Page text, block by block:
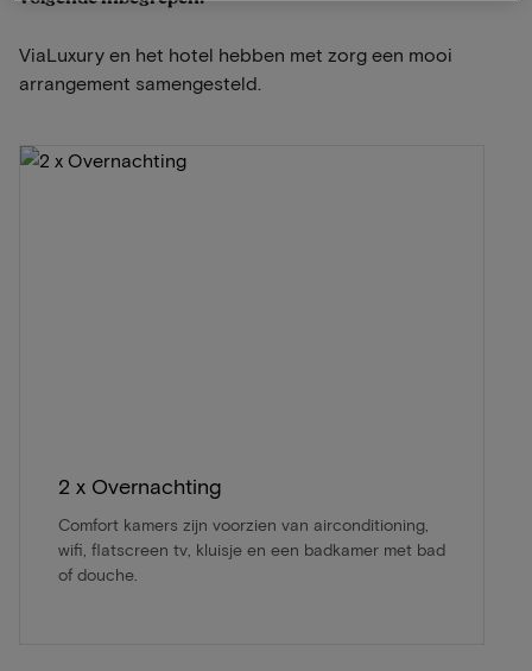
ViaLuxury en het hotel hebben met zorg een mooi
arrangement samengesteld.
2 x Overnachting
Comfort kamers zijn voorzien van airconditioning,
wifi, flatscreen tv, kluisje en een badkamer met bad
of douche.